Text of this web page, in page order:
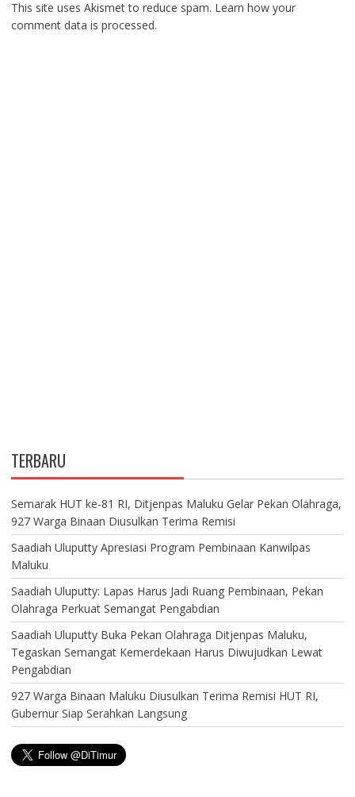
This site uses Akismet to reduce spam. Learn how your
comment data is processed.
TERBARU
Semarak HUT ke-81 RI, Ditjenpas Maluku Gelar Pekan Olahraga,
927 Warga Binaan Diusulkan Terima Remisi
Saadiah Uluputty Apresiasi Program Pembinaan Kanwilpas
Maluku
Saadiah Uluputty: Lapas Harus Jadi Ruang Pembinaan, Pekan
Olahraga Perkuat Semangat Pengabdian
Saadiah Uluputty Buka Pekan Olahraga Ditjenpas Maluku,
Tegaskan Semangat Kemerdekaan Harus Diwujudkan Lewat
Pengabdian
927 Warga Binaan Maluku Diusulkan Terima Remisi HUT RI,
Gubernur Siap Serahkan Langsung